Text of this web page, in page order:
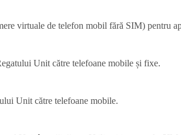
virtuale de telefon mobil fără SIM) pentru
Unit către telefoane mobile și fixe.
Unit către telefoane mobile.